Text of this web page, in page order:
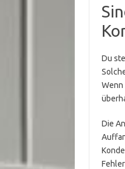
Du
Wenn
Die